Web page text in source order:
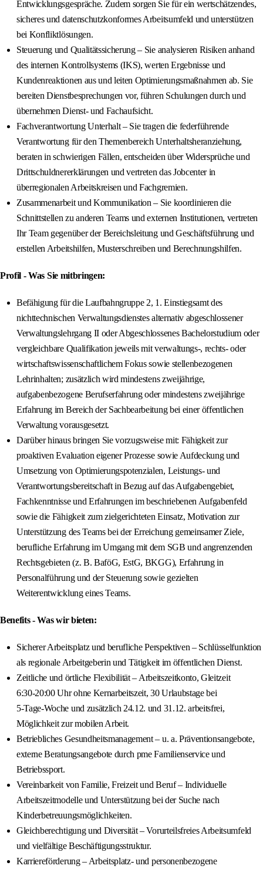
Entwicklungsgespräche. Zudem sorgen Sie für ein wertschätzendes,
sicheres und datenschutzkonformes Arbeitsumfeld und unterstützen
bei Konfliktlösungen.
Steuerung und Qualitätssicherung – Sie analysieren Risiken anhand
des internen Kontrollsystems (IKS), werten Ergebnisse und
Kundenreaktionen aus und leiten Optimierungsmaßnahmen ab. Sie
bereiten Dienstbesprechungen vor, führen Schulungen durch und
übernehmen Dienst- und Fachaufsicht.
Fachverantwortung Unterhalt – Sie tragen die federführende
Verantwortung für den Themenbereich Unterhaltsheranziehung,
beraten in schwierigen Fällen, entscheiden über Widersprüche und
Drittschuldnererklärungen und vertreten das Jobcenter in
überregionalen Arbeitskreisen und Fachgremien.
Zusammenarbeit und Kommunikation – Sie koordinieren die
Schnittstellen zu anderen Teams und externen Institutionen, vertreten
Ihr Team gegenüber der Bereichsleitung und Geschäftsführung und
erstellen Arbeitshilfen, Musterschreiben und Berechnungshilfen.
Profil - Was Sie mitbringen:
Befähigung für die Laufbahngruppe 2, 1. Einstiegsamt des
nichttechnischen Verwaltungsdienstes alternativ abgeschlossener
Verwaltungslehrgang II oder Abgeschlossenes Bachelorstudium oder
vergleichbare Qualifikation jeweils mit verwaltungs-, rechts- oder
wirtschaftswissenschaftlichem Fokus sowie stellenbezogenen
Lehrinhalten; zusätzlich wird mindestens zweijährige,
aufgabenbezogene Berufserfahrung oder mindestens zweijährige
Erfahrung im Bereich der Sachbearbeitung bei einer öffentlichen
Verwaltung vorausgesetzt.
Darüber hinaus bringen Sie vorzugsweise mit: Fähigkeit zur
proaktiven Evaluation eigener Prozesse sowie Aufdeckung und
Umsetzung von Optimierungspotenzialen, Leistungs- und
Verantwortungsbereitschaft in Bezug auf das Aufgabengebiet,
Fachkenntnisse und Erfahrungen im beschriebenen Aufgabenfeld
sowie die Fähigkeit zum zielgerichteten Einsatz, Motivation zur
Unterstützung des Teams bei der Erreichung gemeinsamer Ziele,
berufliche Erfahrung im Umgang mit dem SGB und angrenzenden
Rechtsgebieten (z. B. BaföG, EstG, BKGG), Erfahrung in
Personalführung und der Steuerung sowie gezielten
Weiterentwicklung eines Teams.
Benefits - Was wir bieten:
Sicherer Arbeitsplatz und berufliche Perspektiven – Schlüsselfunktion
als regionale Arbeitgeberin und Tätigkeit im öffentlichen Dienst.
Zeitliche und örtliche Flexibilität – Arbeitszeitkonto, Gleitzeit
6:30‑20:00 Uhr ohne Kernarbeitszeit, 30 Urlaubstage bei
5‑Tage‑Woche und zusätzlich 24.12. und 31.12. arbeitsfrei,
Möglichkeit zur mobilen Arbeit.
Betriebliches Gesundheitsmanagement – u. a. Präventionsangebote,
externe Beratungsangebote durch pme Familienservice und
Betriebssport.
Vereinbarkeit von Familie, Freizeit und Beruf – Individuelle
Arbeitszeitmodelle und Unterstützung bei der Suche nach
Kinderbetreuungsmöglichkeiten.
Gleichberechtigung und Diversität – Vorurteilsfreies Arbeitsumfeld
und vielfältige Beschäftigungsstruktur.
Karriereförderung – Arbeitsplatz- und personenbezogene